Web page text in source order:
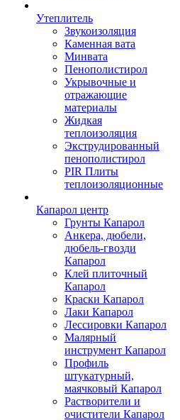
Утеплитель
Звукоизоляция
Каменная вата
Минвата
Пенополистирол
Укрывочные и
отражающие
материалы
Жидкая
теплоизоляция
Экструдированный
пенополистирол
PIR Плиты
теплоизоляционные
Капарол центр
Грунты Капарол
Анкера, дюбели,
дюбель-гвозди
Капарол
Клей плиточный
Капарол
Краски Капарол
Лаки Капарол
Лессировки Капарол
Малярный
инструмент Капарол
Профиль
штукатурный,
маячковый Капарол
Растворители и
очистители Капарол